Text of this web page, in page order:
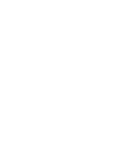
SEU PROBLEMA?